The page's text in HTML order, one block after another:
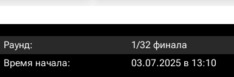
Раунд:
1/32 финала
Время начала:
03.07.2025 в 13:10